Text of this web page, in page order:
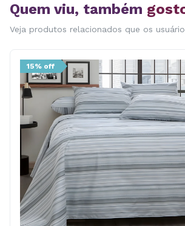
Quem viu, também
Veja produtos relacionados que os
15% off